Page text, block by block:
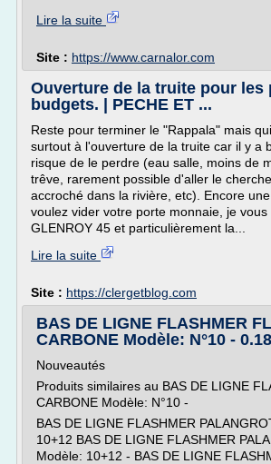
Lire la suite
Site : https://www.carnalor.com
Ouverture de la truite pour les
budgets. | PECHE ET ...
Reste pour terminer le "Rappala" mais
surtout à l'ouverture de la truite car il y a
risque de le perdre (eau salle, moins de
trêve, rarement possible d'aller le
accroché dans la rivière, etc). Encore
voulez vider votre porte monnaie, je
GLENROY 45 et particulièrement la...
Lire la suite
Site : https://clergetblog.com
BAS DE LIGNE FLASHMER
CARBONE Modèle: N°10 -
Nouveautés
Produits similaires au BAS DE LIGNE
CARBONE Modèle: N°10 -
BAS DE LIGNE FLASHMER
10+12 BAS DE LIGNE FLASHMER
Modèle: 10+12 - BAS DE LIGNE